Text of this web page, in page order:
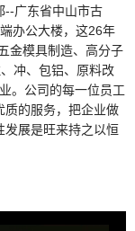
--广东省中山市古
办公大楼，这26年
金模具制造、高分子
冲、包铝、原料改
。公司的每一位员工
质的服务，把企业做
发展是旺来持之以恒